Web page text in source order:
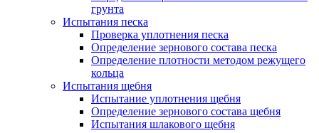
грунта
Испытания песка
Проверка уплотнения песка
Определение зернового состава песка
Определение плотности методом режущего
кольца
Испытания щебня
Испытание уплотнения щебня
Определение зернового состава щебня
Испытания шлакового щебня